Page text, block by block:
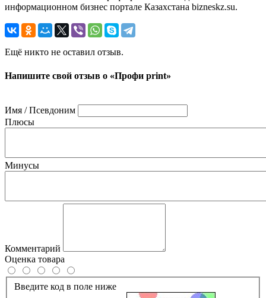
информационном бизнес портале Казахстана bizneskz.su.
Ещё никто не оставил отзыв.
Напишите свой отзыв о «Профи print»
Имя / Псевдоним
Плюсы
Минусы
Комментарий
Оценка товара
Введите код в поле ниже